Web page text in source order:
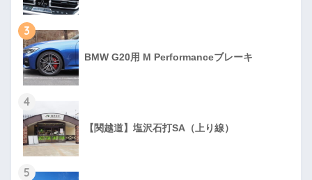
3
BMW G20用 M Performanceブレーキ
4
【関越道】塩沢石打SA（上り線）
5